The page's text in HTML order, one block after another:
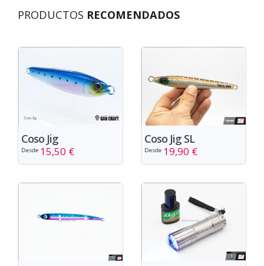
PRODUCTOS RECOMENDADOS
Coso Jig
Desde 15,50 €
Coso Jig SL
Desde 19,90 €